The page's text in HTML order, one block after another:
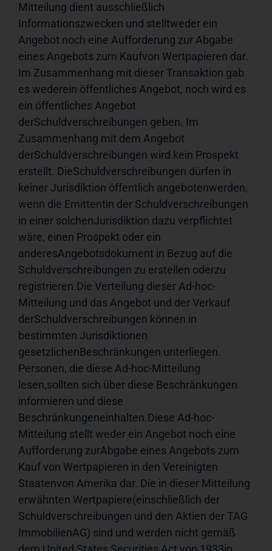
Mitteilung dient ausschließlich
Informationszwecken und stelltweder ein
Angebot noch eine Aufforderung zur Abgabe
eines Angebots zum Kaufvon Wertpapieren dar.
Im Zusammenhang mit dieser Transaktion gab
es wederein öffentliches Angebot, noch wird es
ein öffentliches Angebot
derSchuldverschreibungen geben. Im
Zusammenhang mit dem Angebot
derSchuldverschreibungen wird kein Prospekt
erstellt. DieSchuldverschreibungen dürfen in
keiner Jurisdiktion öffentlich angebotenwerden,
wenn die Emittentin der Schuldverschreibungen
in einer solchenJurisdiktion dazu verpflichtet
wäre, einen Prospekt oder ein
anderesAngebotsdokument in Bezug auf die
Schuldverschreibungen zu erstellen oderzu
registrieren.Die Verteilung dieser Ad-hoc-
Mitteilung und das Angebot und der Verkauf
derSchuldverschreibungen können in
bestimmten Jurisdiktionen
gesetzlichenBeschränkungen unterliegen.
Personen, die diese Ad-hoc-Mitteilung
lesen,sollten sich über diese Beschränkungen
informieren und diese
Beschränkungeneinhalten.Diese Ad-hoc-
Mitteilung stellt weder ein Angebot noch eine
Aufforderung zurAbgabe eines Angebots zum
Kauf von Wertpapieren in den Vereinigten
Staatenvon Amerika dar. Die in dieser Mitteilung
erwähnten Wertpapiere(einschließlich der
Schuldverschreibungen und den Aktien der TAG
ImmobilienAG) sind und werden nicht gemäß